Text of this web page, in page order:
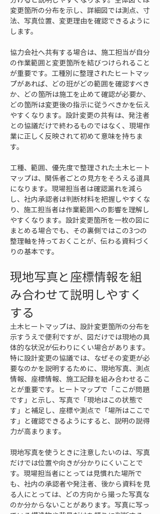
変更箇所の分布を示し、詳細図では測点、寸
法、写真位置、変更理由を確認できるように
します。
協力会社へ共有する場合は、施工担当が自分
の作業範囲と変更箇所を結びつけられること
が重要です。工種別に整理されたヒートマッ
プがあれば、どの班がどの範囲を確認すべき
か、どの箇所は施工を止めて確認が必要か、
どの箇所は変更後の指示に従うべきかを伝え
やすくなります。設計変更の共有は、発注者
との協議だけで終わるものではなく、現場作
業に正しく反映されて初めて意味を持ちま
す。
工種、範囲、優先度で整理された土木ヒート
マップは、関係者ごとの見方をそろえる道具
になります。現場担当者は確認漏れを減ら
し、社内承認者は判断材料を把握しやすくな
り、施工担当者は作業範囲への影響を理解し
やすくなります。設計変更箇所を一枚の図に
まとめる場合でも、その裏側ではこの3つの
整理軸を持っておくことが、伝わる資料づく
りの基本です。
現地写真と座標情報を組
み合わせて説明しやすく
する
土木ヒートマップは、設計変更箇所の分布を
示すうえで便利ですが、図だけでは現地の具
体的な状況が伝わりにくい場合があります。
特に設計変更の協議では、なぜその変更が必
要なのかを説明するために、現地写真、測点
情報、座標情報、施工記録を組み合わせるこ
とが重要です。ヒートマップで「ここが問題
です」と示し、写真で「現地はこの状態で
す」と補足し、座標や測点で「場所はここで
す」と確認できるようにすると、説明の説得
力が高まります。
現地写真を使うときに注意したいのは、写真
だけでは位置や向きが分かりにくいことで
す。現場担当者にとっては見慣れた場所で
も、社内の承認者や発注者、後から資料を見
る人にとっては、どの方向から撮った写真な
のか分からないことがあります。写真に写っ